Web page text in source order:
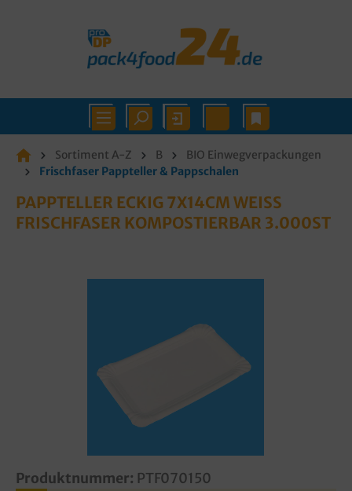
Sortiment A-Z B
BIO Einwegverpackungen
Frischfaser Pappteller & Pappschalen
PAPPTELLER ECKIG 7X14CM WEISS F
RISCHFASER KOMPOSTIERBAR 3.000ST
Produktnummer: PTF070150